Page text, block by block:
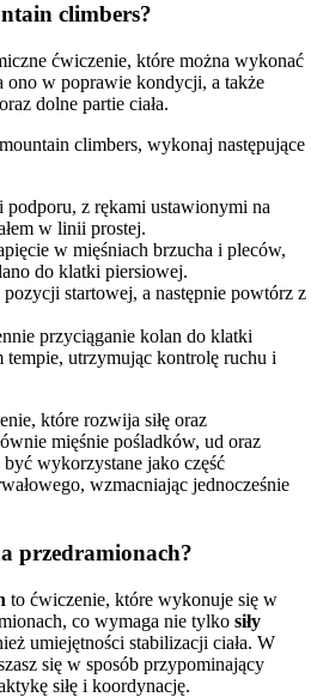
climbers?
ćwiczenie, które można wykonać
ono w poprawie kondycji, a także
dolne partie ciała.
climbers, wykonaj następujące
z rękami ustawionymi na
w linii prostej.
w mięśniach brzucha i pleców,
do klatki piersiowej.
startowej, a następnie powtórz z
przyciąganie kolan do klatki
utrzymując kontrolę ruchu i
które rozwija siłę oraz
mięśnie pośladków, ud oraz
wykorzystane jako część
wzmacniając jednocześnie
przedramionach?
to ćwiczenie, które wykonuje się w
co wymaga nie tylko siły
umiejętności stabilizacji ciała. W
się w sposób przypominający
siłę i koordynację.